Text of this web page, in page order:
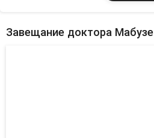
Завещание доктора Мабузе